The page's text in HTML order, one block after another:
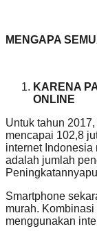
MENGAPA
KARENA
ONLINE
Untuk tahun
mencapai 102,8
internet Indonesia
adalah jumlah
Smartphone
murah.
menggunakan